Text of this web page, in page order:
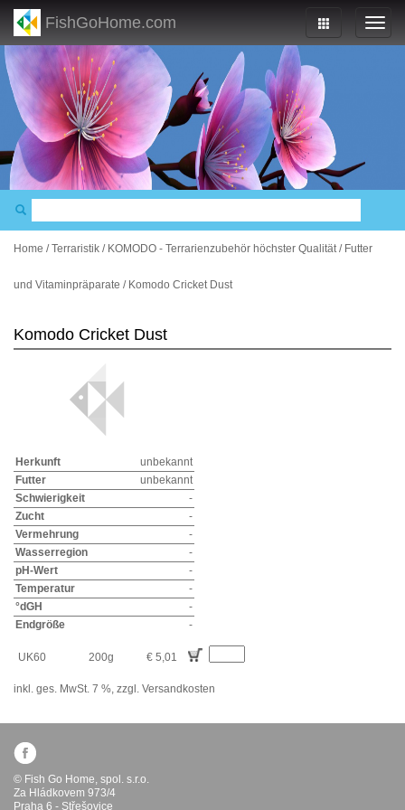
FishGoHome.com
Home /Terraristik / KOMODO - Terrarienzubehör höchster Qualität/ Futter
und Vitaminpräparate / Komodo Cricket Dust
Komodo Cricket Dust
Herkunft
unbekannt
Futter
unbekannt
Schwierigkeit
-
Zucht
-
Vermehrung
-
Wasserregion
-
pH-Wert
-
Temperatur
-
°dGH
-
Endgröße
-
UK60 200g € 5,01
inkl. ges. MwSt. 7 %, zzgl. Versandkosten
© Fish Go Home, spol. s.r.o.
Za Hládkovem 973/4
Praha 6 - Střešovice